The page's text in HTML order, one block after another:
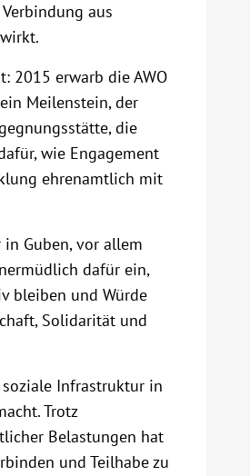
aus
2015 erwarb die AWO
Meilenstein, der
die
wie Engagement
ehrenamtlich mit
Guben, vor allem
dafür ein,
bleiben und Würde
Solidarität und
Infrastruktur in
Trotz
Belastungen hat
und Teilhabe zu